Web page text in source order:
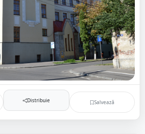
Distribuie Salvează